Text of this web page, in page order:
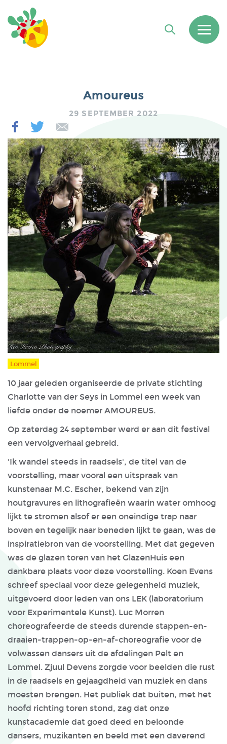
Amoureus
29 SEPTEMBER 2022
Lommel
10 jaar geleden organiseerde de private stichting
Charlotte van der Seys in Lommel een week van
liefde onder de noemer AMOUREUS.
Op zaterdag 24 september werd er aan dit festival
een vervolgverhaal gebreid.
'Ik wandel steeds in raadsels', de titel van de
voorstelling, maar vooral een uitspraak van
kunstenaar M.C. Escher, bekend van zijn
houtgravures en lithografieën waarin water omhoog
lijkt te stromen alsof er een oneindige trap naar
boven en tegelijk naar beneden lijkt te gaan, was de
inspiratiebron van de voorstelling. Met dat gegeven
was de glazen toren van het GlazenHuis een
dankbare plaats voor deze voorstelling. Koen Evens
schreef speciaal voor deze gelegenheid muziek,
uitgevoerd door leden van ons LEK (laboratorium
voor Experimentele Kunst). Luc Morren
choreografeerde de steeds durende stappen-en-
draaien-trappen-op-en-af-choreografie voor de
volwassen dansers uit de afdelingen Pelt en
Lommel. Zjuul Devens zorgde voor beelden die rust
in de raadsels en gejaagdheid van muziek en dans
moesten brengen. Het publiek dat buiten, met het
hoofd richting toren stond, zag dat onze
kunstacademie dat goed deed en beloonde
dansers, muzikanten en beeld met een daverend